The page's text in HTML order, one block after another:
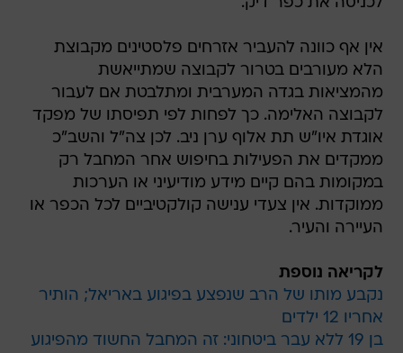
אין אף כוונה להעביר אזרחים פלסטינים מקבוצת
הלא מעורבים בטרור לקבוצה שמתייאשת
מהמציאות בגדה המערבית ומתלבטת אם לעבור
לקבוצה האלימה. כך לפחות לפי תפיסתו של מפקד
אוגדת איו"ש תת אלוף ערן ניב. לכן צה"ל והשב"כ
ממקדים את הפעילות בחיפוש אחר המחבל רק
במקומות בהם קיים מידע מודיעיני או הערכות
ממוקדות. אין צעדי ענישה קולקטיביים לכל הכפר או
העיירה והעיר.
לקריאה נוספת
נקבע מותו של הרב שנפצע בפיגוע באריאל; הותיר
אחריו 12 ילדים
בן 19 ללא עבר ביטחוני: זה המחבל החשוד מהפיגוע